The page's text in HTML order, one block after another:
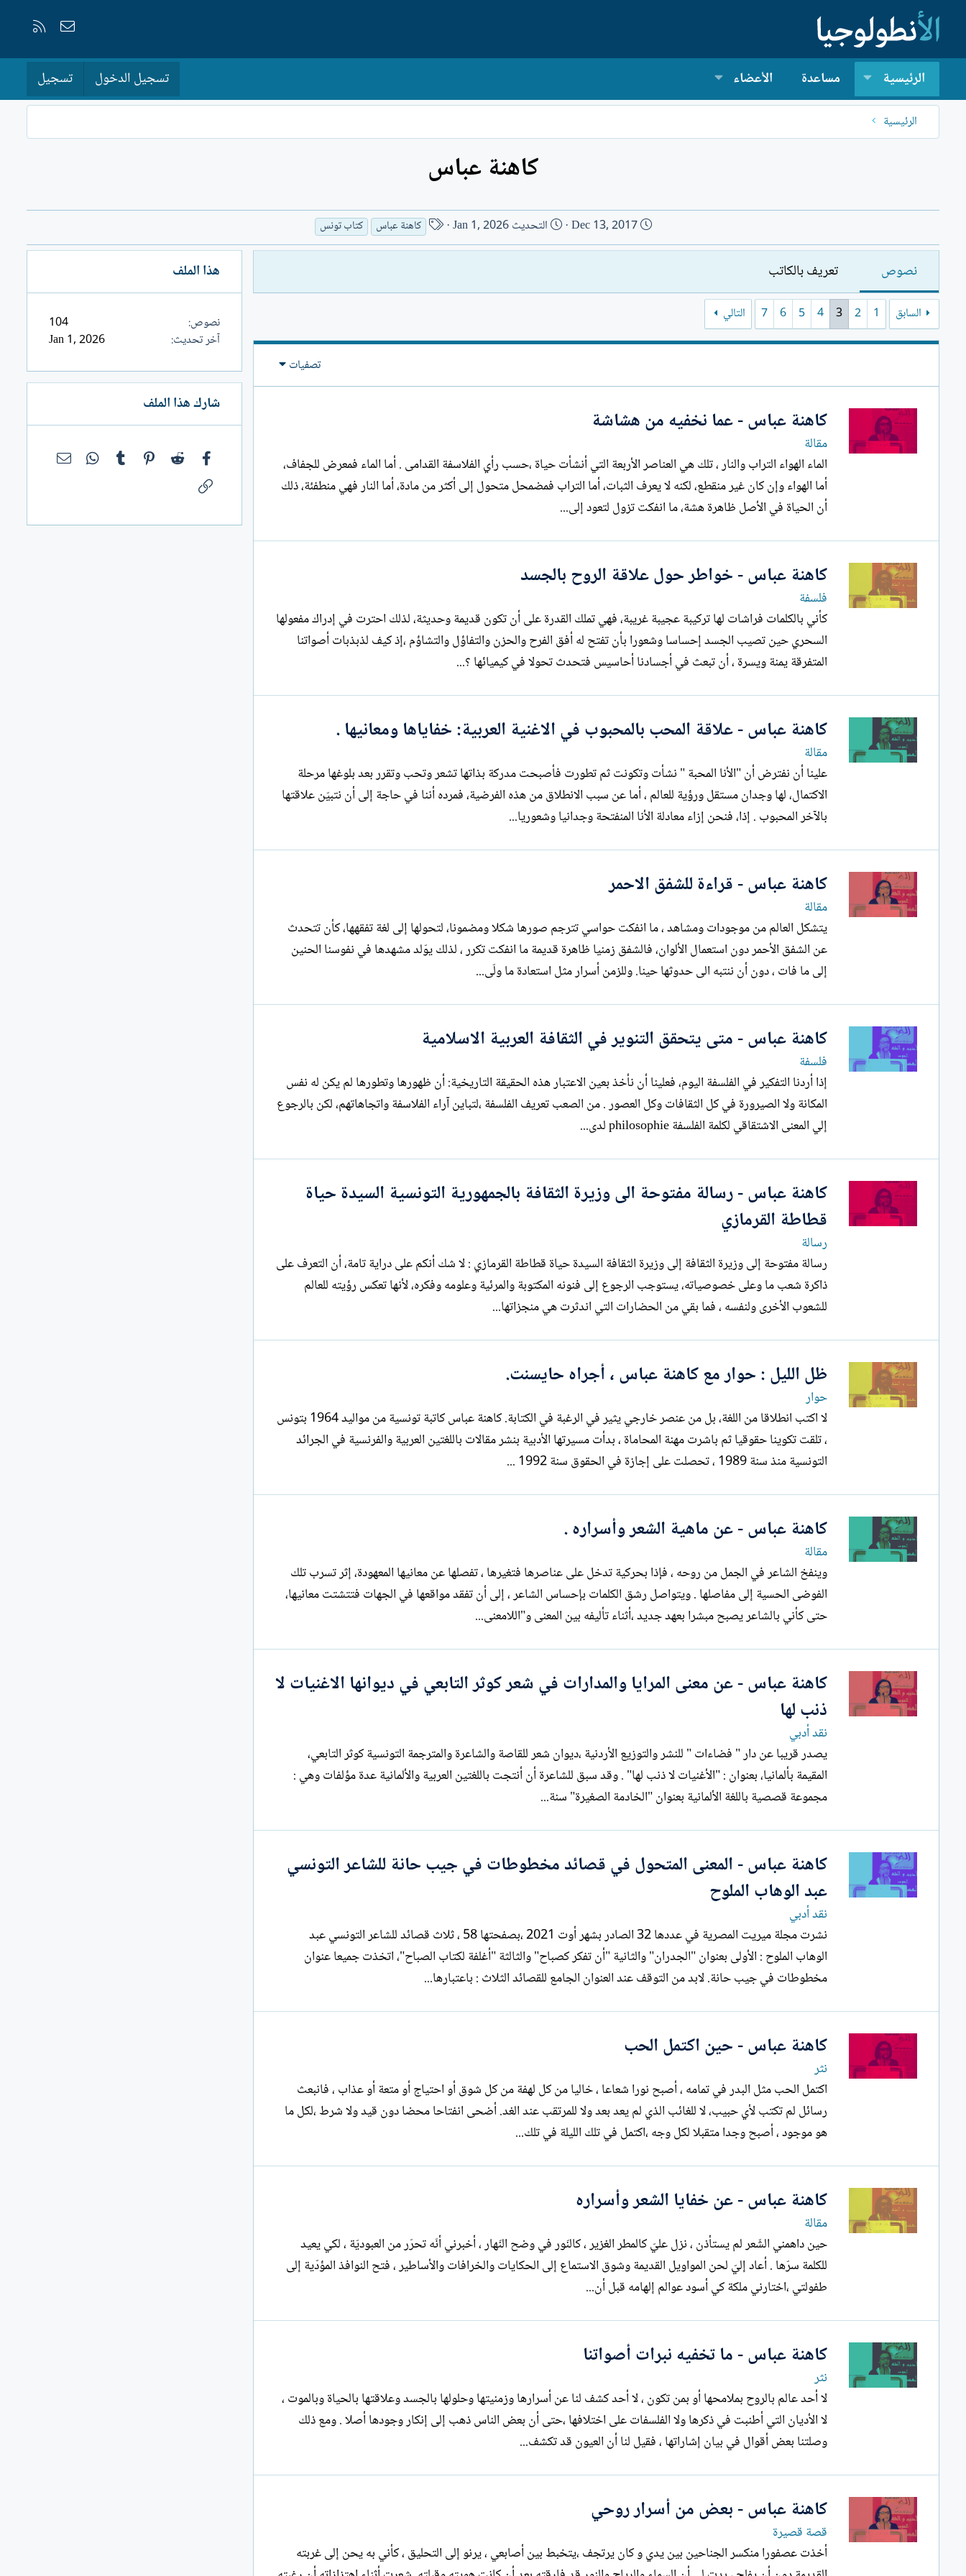
إتصل بنا
الرئيسية مساعدة الأعضاء تسجيل الدخول تسجيل
الرئيسية
كاهنة عباس
ت
ا
خ
إ
ء
Dec 13, 2017 التحديث Jan 1, 2026
ا
س
ل
ت
كاهنة عباس كتاب تونس
نصوص تعريف بالكاتب
السابق 1
2
3
4
5
6
7 التالي
تصفيات
كاهنة عباس - عما نخفيه من هشاشة
مقالة
الماء الهواء التراب والنار ، تلك هي العناصر الأربعة التي أنشأت حياة ،حسب رأي الفلاسفة القدامى . أما الماء فمعرض للجفاف،
أما الهواء وإن كان غير منقطع، لكنه لا يعرف الثبات، أما التراب فمضمحل متحول إلى أكثر من مادة، أما النار فهي منطفئة، ذلك
أن الحياة في الأصل ظاهرة هشة، ما انفكت تزول لتعود إلى...
كاهنة عباس - خواطر حول علاقة الروح بالجسد
فلسفة
كأني بالكلمات فراشات لها تركيبة عجيبة غريبة، فهي تملك القدرة على أن تكون قديمة وحديثة، لذلك احترت في إدراك مفعولها
السحري حين تصيب الجسد إحساسا وشعورا بأن تفتح له أفق الفرح والحزن والتفاؤل والتشاؤم ،إذ كيف لذبذبات أصواتنا
المتفرقة يمنة ويسرة ، أن تبعث في أجسادنا أحاسيس فتحدث تحولا في كيميائها ؟...
كاهنة عباس - علاقة المحب بالمحبوب في الاغنية العربية: خفاياها ومعانيها .
مقالة
علينا أن نفترض أن "الأنا المحبة " نشأت وتكونت ثم تطورت فأصبحت مدركة بذاتها تشعر وتحب وتقرر بعد بلوغها مرحلة
الاكتمال، لها وجدان مستقل ورؤية للعالم ، أما عن سبب الانطلاق من هذه الفرضية، فمرده أننا في حاجة إلى أن نتبيّن علاقتها
بالآخر المحبوب . إذا، فنحن إزاء معادلة الأنا المنفتحة وجدانيا وشعوريا...
كاهنة عباس - قراءة للشفق الاحمر
مقالة
يتشكل العالم من موجودات ومشاهد ، ما انفكت حواسي تترجم صورها شكلا ومضمونا، لتحولها إلى لغة تفقهها، كأن تتحدث
عن الشفق الأحمر دون استعمال الألوان، فالشفق زمنيا ظاهرة قديمة ما انفكت تكرر ، لذلك يوّلد مشهدها في نفوسنا الحنين
إلى ما فات ، دون أن ننتبه الى حدوثها حينا. وللزمن أسرار مثل استعادة ما ولّى...
كاهنة عباس - متى يتحقق التنوير في الثقافة العربية الاسلامية
فلسفة
إذا أردنا التفكير في الفلسفة اليوم، فعلينا أن نأخذ بعين الاعتبار هذه الحقيقة التاريخية: أن ظهورها وتطورها لم يكن له نفس
المكانة ولا الصيرورة في كل الثقافات وكل العصور . من الصعب تعريف الفلسفة ،لتباين آراء الفلاسفة واتجاهاتهم، لكن بالرجوع
إلي المعنى الاشتقاقي لكلمة الفلسفة philosophie لدى...
كاهنة عباس - رسالة مفتوحة الى وزيرة الثقافة بالجمهورية التونسية السيدة حياة
قطاطة القرمازي
رسالة
رسالة مفتوحة إلى وزيرة الثقافة إلى وزيرة الثقافة السيدة حياة قطاطة القرمازي : لا شك أنكم على دراية تامة، أن التعرف على
ذاكرة شعب ما وعلى خصوصياته، يستوجب الرجوع إلى فنونه المكتوبة والمرئية وعلومه وفكره، لأنها تعكس رؤيته للعالم
للشعوب الأخرى ولنفسه ، فما بقي من الحضارات التي اندثرت هي منجزاتها...
ظل الليل : حوار مع كاهنة عباس ، أجراه حايسنت.
حوار
لا اكتب انطلاقا من اللغة، بل من عنصر خارجي يثير في الرغبة في الكتابة. كاهنة عباس كاتبة تونسية من مواليد 1964 بتونس
، تلقت تكوينا حقوقيا ثم باشرت مهنة المحاماة ، بدأت مسيرتها الأدبية بنشر مقالات باللغتين العربية والفرنسية في الجرائد
التونسية منذ سنة 1989 ، تحصلت على إجازة في الحقوق سنة 1992 ...
كاهنة عباس - عن ماهية الشعر وأسراره .
مقالة
وينفخ الشاعر في الجمل من روحه ، فإذا بحركية تدخل على عناصرها فتغيرها ، تفصلها عن معانيها المعهودة، إثر تسرب تلك
الفوضى الحسية إلى مفاصلها . ويتواصل رشق الكلمات بإحساس الشاعر ، إلى أن تفقد مواقعها في الجهات فتتشتت معانيها،
حتى كأني بالشاعر يصبح مبشرا بعهد جديد ،أثناء تأليفه بين المعنى و"اللامعنى...
كاهنة عباس - عن معنى المرايا والمدارات في شعر كوثر التابعي في ديوانها الاغنيات لا
ذنب لها
نقد أدبي
يصدر قريبا عن دار " فضاءات " للنشر والتوزيع الأردنية ،ديوان شعر للقاصة والشاعرة والمترجمة التونسية كوثر التابعي،
المقيمة بألمانيا، بعنوان : "الأغنيات لا ذنب لها" . وقد سبق للشاعرة أن أنتجت باللغتين العربية والألمانية عدة مؤلفات وهي :
مجموعة قصصية باللغة الألمانية بعنوان "الخادمة الصغيرة" سنة...
كاهنة عباس - المعنى المتحول في قصائد مخطوطات في جيب حانة للشاعر التونسي
عبد الوهاب الملوح
نقد أدبي
نشرت مجلة ميريت المصرية في عددها 32 الصادر بشهر أوت 2021 ،بصفحتها 58 ، ثلاث قصائد للشاعر التونسي عبد
الوهاب الملوح : الأولى بعنوان "الجدران" والثانية "أن تفكر كصباح" والثالثة "أغلفة لكتاب الصباح"، اتخذت جميعا عنوان
مخطوطات في جيب حانة. لابد من التوقف عند العنوان الجامع للقصائد الثلاث : باعتبارها...
كاهنة عباس - حين اكتمل الحب
نثر
اكتمل الحب مثل البدر في تمامه ، أصبح نورا شعاعا ، خاليا من كل لهفة من كل شوق أو احتياج أو متعة أو عذاب ، فانبعث
رسائل لم تكتب لأي حبيب، لا للغائب الذي لم يعد بعد ولا للمرتقب عند الغد. أضحى انفتاحا محضا دون قيد ولا شرط ،لكل ما
هو موجود ، أصبح وجدا متقبلا لكل وجه ،اكتمل في تلك الليلة في تلك...
كاهنة عباس - عن خفايا الشعر وأسراره
مقالة
حين داهمني الشّعر لم يستأذن ، نزل عليّ كالمطر الغزير ، كالنّور في وضح النّهار ، أخبرني أنّه تحرّر من العبوديّة ، لكي يعيد
للكلمة سرّها . أعاد إليّ لحن المواويل القديمة وشوق الاستماع إلى الحكايات والخرافات والأساطير ، فتح النوافذ المؤدّية إلى
طفولتي ،اختارني ملكة كي أسود عوالم إلهامه قبل أن...
كاهنة عباس - ما تخفيه نبرات أصواتنا
نثر
لا أحد عالم بالروح بملامحها أو بمن تكون ، لا أحد كشف لنا عن أسرارها وزمنيتها وحلولها بالجسد وعلاقتها بالحياة وبالموت ،
لا الأديان التي أطنبت في ذكرها ولا الفلسفات على اختلافها ،حتى أن بعض الناس ذهب إلى إنكار وجودها أصلا . ومع ذلك
وصلتنا بعض أقوال في بيان إشاراتها ، فقيل لنا أن العيون قد تكشف...
كاهنة عباس - بعض من أسرار روحي
قصة قصيرة
أخذت عصفورا منكسر الجناحين بين يدي و كان يرتجف ،يتخبط بين أصابعي ، يرنو إلى التحليق ، كأني به يحن إلى غربته
هذا الملف
نصوص
104
آخر تحديث
Jan 1, 2026
شارك هذا الملف
فيسبوك Reddit
Pinterest
Tumblr
WhatsApp